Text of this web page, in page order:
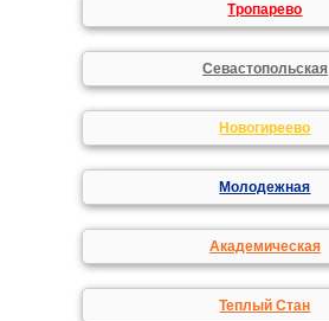
Тропарево
Севастопольская
Новогиреево
Молодежная
Академическая
Теплый Стан